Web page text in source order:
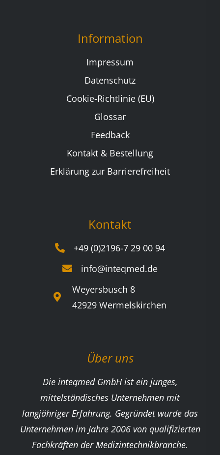
Information
Impressum
Datenschutz
Cookie-Richtlinie (EU)
Glossar
Feedback
Kontakt & Bestellung
Erklärung zur Barrierefreiheit
Kontakt
+49 (0)2196-7 29 00 94
info@inteqmed.de
Weyersbusch 8
42929 Wermelskirchen
Über uns
Die inteqmed GmbH ist ein junges,
mittelständisches Unternehmen mit
langjähriger Erfahrung. Gegründet wurde das
Unternehmen im Jahre 2006 von qualifizierten
Fachkräften der Medizintechnikbranche.